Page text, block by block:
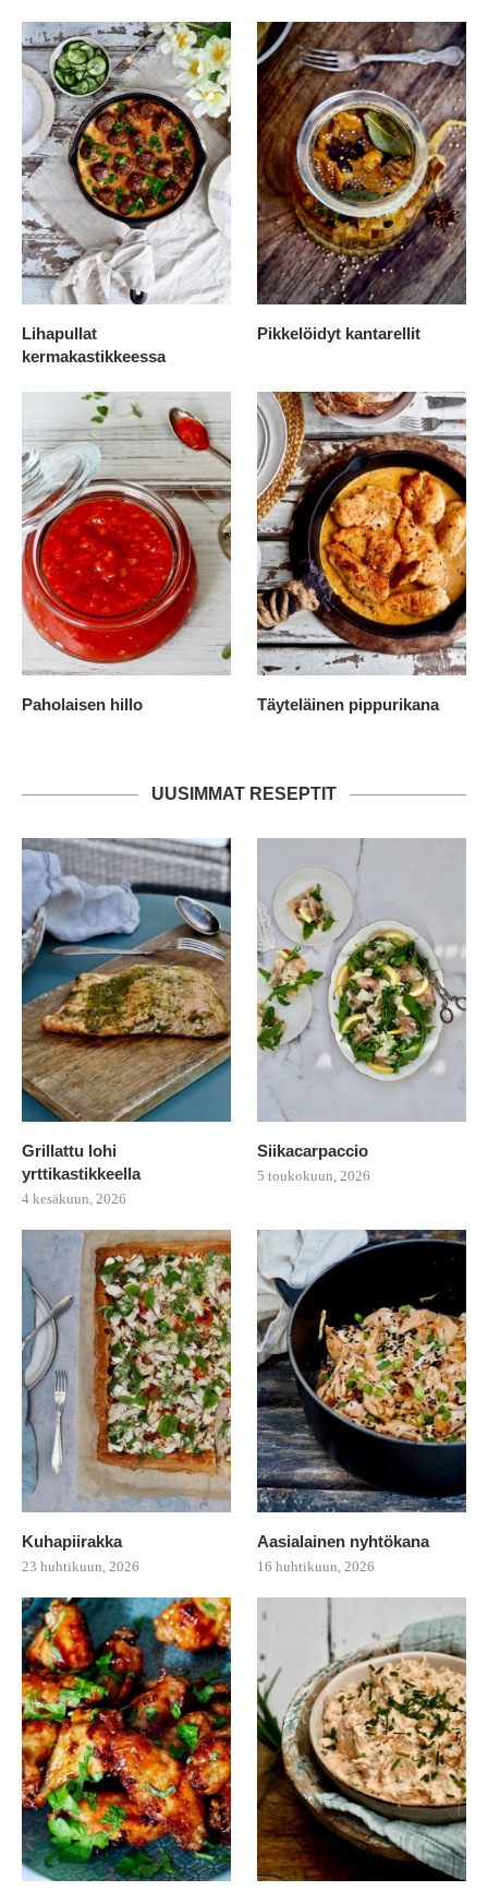
Lihapullat
kermakastikkeessa
Pikkelöidyt kantarellit
Paholaisen hillo Täyteläinen pippurikana
UUSIMMAT RESEPTIT
Grillattu lohi
yrttikastikkeella
4 kesäkuun, 2026
Siikacarpaccio
5 toukokuun, 2026
Kuhapiirakka
23 huhtikuun, 2026
Aasialainen nyhtökana
16 huhtikuun, 2026